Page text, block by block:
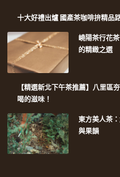
十大好禮出爐 國產茶咖啡拚精品
嶢陽茶行花
的精緻之選
【精選新北下午茶推薦】八里區
喝的滋味！
東方美人茶
與果韻